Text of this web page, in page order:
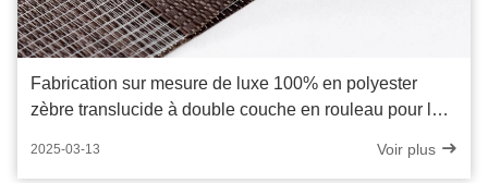
Fabrication sur mesure de luxe 100% en polyester
zèbre translucide à double couche en rouleau pour le
2025-03-13 Voir plus